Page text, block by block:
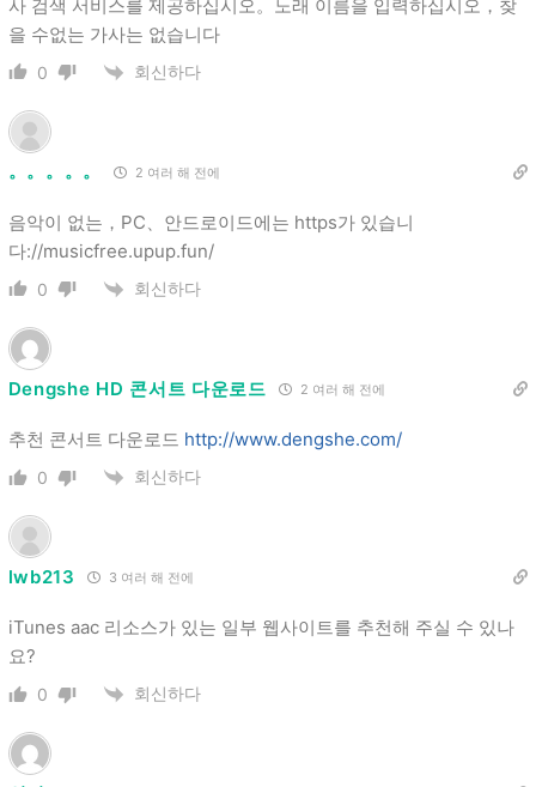
사 검색 서비스를 제공하십시오。노래 이름을 입력하십시오，찾
을 수없는 가사는 없습니다
0 회신하다
。。。。。 2 여러 해 전에
음악이 없는，PC、안드로이드에는 https가 있습니
다://musicfree.upup.fun/
0 회신하다
Dengshe HD 콘서트 다운로드 2 여러 해 전에
추천 콘서트 다운로드 http://www.dengshe.com/
0 회신하다
lwb213 3 여러 해 전에
iTunes aac 리소스가 있는 일부 웹사이트를 추천해 주실 수 있나
요?
0 회신하다